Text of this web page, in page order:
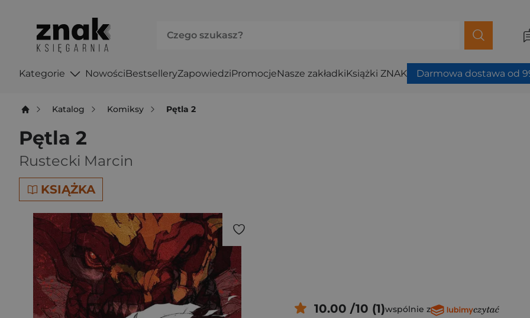
Kategorie NowościBestselleryZapowiedziPromocjeNasze zakładkiKsiążki ZNAK Darmowa dostawa od
Katalog Komiksy Pętla 2
Pętla 2
Rustecki Marcin
KSIĄŻKA
10.00 /10 (1)wspólnie z